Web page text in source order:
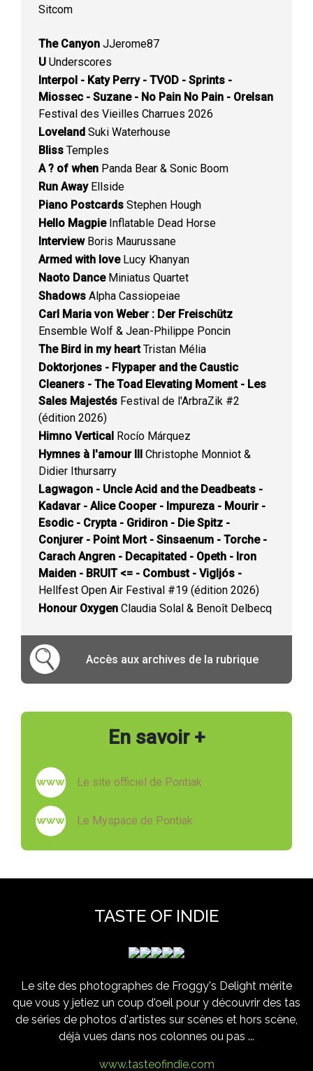
Sitcom
The Canyon JJerome87
U Underscores
Interpol - Katy Perry - TVOD - Sprints -
Miossec - Suzane - No Pain No Pain - Orelsan
Festival des Vieilles Charrues 2026
Loveland Suki Waterhouse
Bliss Temples
A ? of when Panda Bear & Sonic Boom
Run AwayEllside
Piano Postcards Stephen Hough
Hello MagpieInflatable Dead Horse
InterviewBoris Maurussane
Armed with loveLucy Khanyan
Naoto DanceMiniatus Quartet
Shadows Alpha Cassiopeiae
Carl Maria von Weber : Der Freischütz
Ensemble Wolf & Jean-Philippe Poncin
The Bird in my heartTristan Mélia
Doktorjones - Flypaper and the Caustic
Cleaners - The Toad Elevating Moment - Les
Sales Majestés Festival de l'ArbraZik #2
(édition 2026)
Himno Vertical Rocío Márquez
Hymnes à l'amour III Christophe Monniot &
Didier Ithursarry
Lagwagon - Uncle Acid and the Deadbeats -
Kadavar - Alice Cooper - Impureza - Mourir -
Esodic - Crypta - Gridiron - Die Spitz -
Conjurer - Point Mort - Sinsaenum - Torche -
Carach Angren - Decapitated - Opeth - Iron
Maiden - BRUIT <= - Combust - Vigljós -
Hellfest Open Air Festival #19 (édition 2026)
Honour Oxygen Claudia Solal & Benoît Delbecq
Accès aux archives de la rubrique
En savoir +
Le site officiel de Pontiak
Le Myspace de Pontiak
TASTE OF INDIE
Le site des photographes de Froggy's Delight mérite
que vous y jetiez un coup d'oeil pour y découvrir des tas
de séries de photos d'artistes sur scènes et hors scène,
déjà vues dans nos colonnes ou pas ...
www.tasteofindie.com